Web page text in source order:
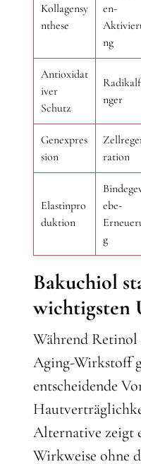
Kollagensy
nthese
en-
ng
Antioxidat
iver
Schutz
nger
Genexpres
sion
ration
Elastinpro
duktion
ebe-
g
Bakuchiol
wichtigsten
Während
Aging-Wirkstoff
entscheidende
Alternative zeigt
Wirkweise ohne